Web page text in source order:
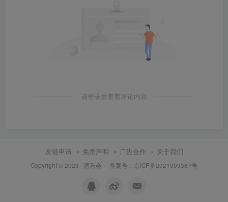
请登录后查看评论内容
友链申请 免责声明 广告合作 关于我们
Copyright © 2023 · 酒乐会 · 备案号：京ICP备2021009387号